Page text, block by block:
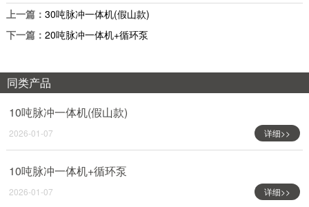
上一篇： 30吨脉冲一体机(假山款)
下一篇： 20吨脉冲一体机+循环泵
同类产品
10吨脉冲一体机(假山款)
2026-01-07 详细>>
10吨脉冲一体机+循环泵
2026-01-07 详细>>